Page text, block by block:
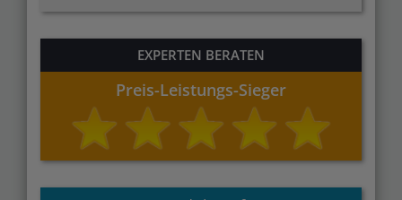
EXPERTEN BERATEN
Preis-Leistungs-Sieger